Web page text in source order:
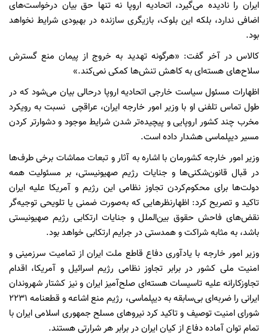
ایران را نادیده می‌گیرد، اتحادیه اروپا نه تنها حق بیان درخواست‌های
اضافی ندارد، بلکه این بلوک، بازیگری سازنده در بهبودی شرایط نخواهد
بود.
کالاس در آخر گفت: «هرگونه تهدید به خروج از پیمان منع گسترش
سلاح‌های هسته‌ای به کاهش تنش‌ها کمکی نمی‌کند.»
اظهارات مسئول سیاست خارجی اتحادیه اروپا درحالی بیان می‌شود که در
طول تماس تلفنی او با وزیر امور خارجه ایران، عراقچی نسبت به رویکرد
مخرب چند کشور اروپایی و پیچیده‌تر شدن شرایط موجود و دشوارتر کردن
مسیر دیپلماسی هشدار داده است.
وزیر امور خارجه کشورمان با اشاره به آثار و تبعات مماشات برخی طرف‌ها
در قبال قانون‌شکنی‌ها و جنایات رژیم صهیونیستی، بر مسئولیت همه
دولت‌ها برای محکوم‌کردن تجاوز نظامی این رژیم و آمریکا علیه ایران
تاکید و تصریح کرد: اظهارنظرهایی که به‌صورت ضمنی یا تلویحی توجیه‌گر
نقض‌های فاحش حقوق بین‌الملل و جنایات ارتکابی رژیم صهیونیستی
باشد، به مثابه شراکت و همدستی در جرایم ارتکابی خواهد بود.
وزیر امور خارجه با یادآوری دفاع قاطع ملت ایران از تمامیت سرزمینی و
امنیت ملی کشور در برابر تجاوز نظامی رژیم اسرائیل و آمریکا، اقدام
تجاوزکارانه علیه تاسیسات هسته‌ای صلح‌آمیز ایران و نیز کشتار شهروندان
ایرانی را ضربه‌ای بی‌سابقه به دیپلماسی، رژیم منع اشاعه و قطعنامه ۲۲۳۱
شورای امنیت توصیف و تاکید کرد نیروهای مسلح جمهوری اسلامی ایران با
تمام توان آماده دفاع از کیان ایران در برابر هر شرارتی هستند.